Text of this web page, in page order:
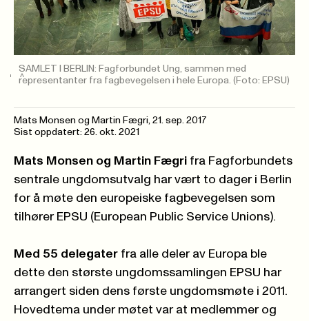
SAMLET I BERLIN: Fagforbundet Ung, sammen med
representanter fra fagbevegelsen i hele Europa. (Foto: EPSU)
Mats Monsen og Martin Fægri 21. sep. 2017
Sist oppdatert: 26. okt. 2021
Mats Monsen og Martin Fægri fra Fagforbundets
sentrale ungdomsutvalg har vært to dager i Berlin
for å møte den europeiske fagbevegelsen som
tilhører EPSU (European Public Service Unions).
Med 55 delegater fra alle deler av Europa ble
dette den største ungdomssamlingen EPSU har
arrangert siden dens første ungdomsmøte i 2011.
Hovedtema under møtet var at medlemmer og